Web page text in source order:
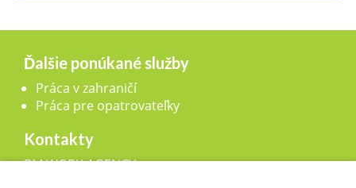
Ďalšie ponúkané služby
Práca v zahraničí
Práca pre opatrovateľky
Kontakty
BM WORK AGENCY, s.r.o.,